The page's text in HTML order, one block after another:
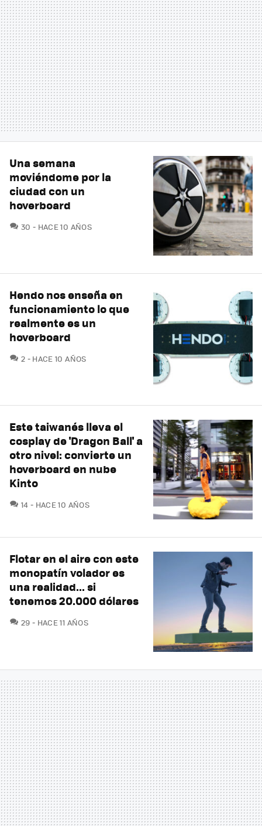
Una semana
moviéndome por la
ciudad con un
hoverboard
30 COMENTARIOS
HACE 10 AÑOS
Hendo nos enseña en
funcionamiento lo que
realmente es un
hoverboard
2 COMENTARIOS
HACE 10 AÑOS
Este taiwanés lleva el
cosplay de 'Dragon Ball' a
otro nivel: convierte un
hoverboard en nube
Kinto
14 COMENTARIOS
HACE 10 AÑOS
Flotar en el aire con este
monopatín volador es
una realidad... si
tenemos 20.000 dólares
29 COMENTARIOS
HACE 11 AÑOS